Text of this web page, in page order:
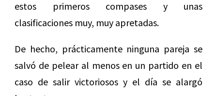
estos primeros compases y unas
clasificaciones muy, muy apretadas.
De hecho, prácticamente ninguna pareja se
salvó de pelear al menos en un partido en el
caso de salir victoriosos y el día se alargó